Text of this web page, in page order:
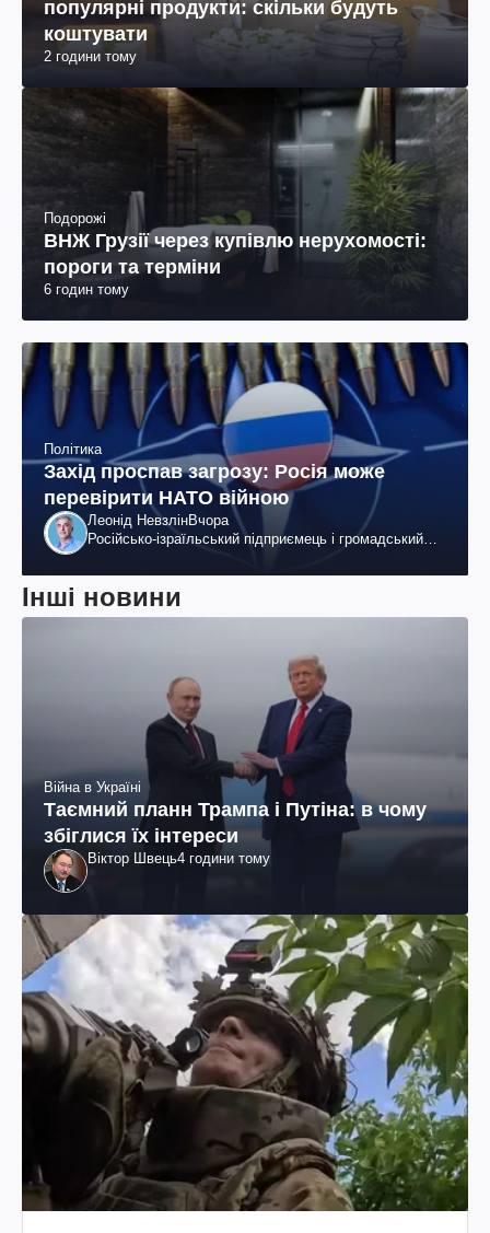
популярні продукти: скільки будуть
коштувати
2 години тому
Подорожі
ВНЖ Грузії через купівлю нерухомості:
пороги та терміни
6 годин тому
Політика
Захід проспав загрозу: Росія може
перевірити НАТО війною
Леонід НевзлінВчора
Російсько-ізраїльський підприємець і громадський
Інші новини
Війна в Україні
Таємний планн Трампа і Путіна: в чому
збіглися їх інтереси
Віктор Швець4 години тому